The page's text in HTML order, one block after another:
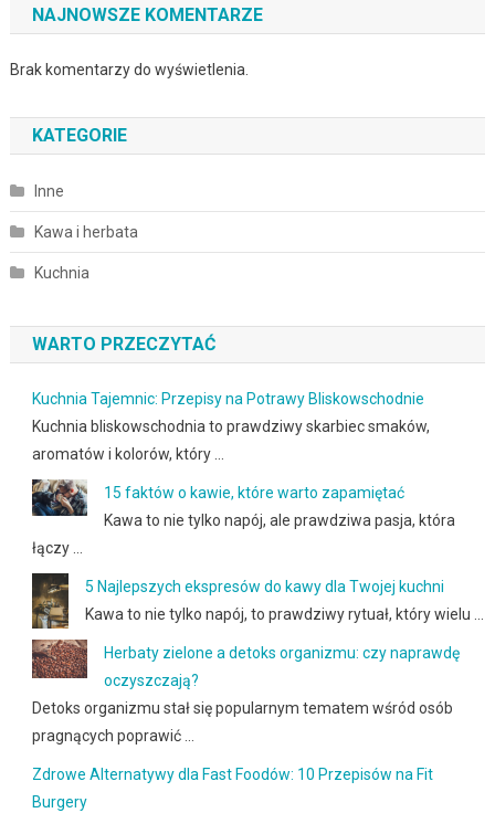
NAJNOWSZE KOMENTARZE
Brak komentarzy do wyświetlenia.
KATEGORIE
Inne
Kawa i herbata
Kuchnia
WARTO PRZECZYTAĆ
Kuchnia Tajemnic: Przepisy na Potrawy Bliskowschodnie
Kuchnia bliskowschodnia to prawdziwy skarbiec smaków,
aromatów i kolorów, który …
15 faktów o kawie, które warto zapamiętać
Kawa to nie tylko napój, ale prawdziwa pasja, która
łączy …
5 Najlepszych ekspresów do kawy dla Twojej kuchni
Kawa to nie tylko napój, to prawdziwy rytuał, który wielu …
Herbaty zielone a detoks organizmu: czy naprawdę
oczyszczają?
Detoks organizmu stał się popularnym tematem wśród osób
pragnących poprawić …
Zdrowe Alternatywy dla Fast Foodów: 10 Przepisów na Fit
Burgery